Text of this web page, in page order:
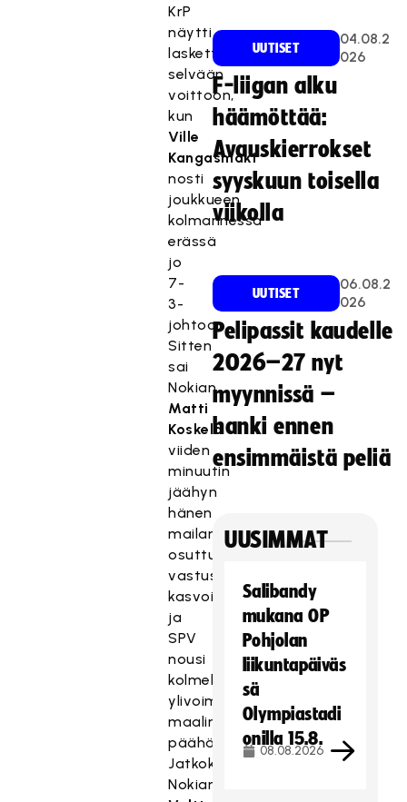
KrP
näytti
laskettelevan
selvään
voittoon,
kun
Ville
Kangasmäki
nosti
joukkueen
kolmannessa
erässä
jo
7-
3-
johtoon.
Sitten
sai
Nokian
Matti
Koskela
viiden
minuutin
jäähyn
hänen
mailansa
osuttua
vastustajan
kasvoihin,
ja
SPV
nousi
kolmella
ylivoimaosumalla
maalin
päähän.
Jatkoksi
Nokian
UUTISET
04.08.2
026
F-liigan alku
häämöttää:
Avauskierrokset
syyskuun toisella
viikolla
UUTISET
06.08.2
026
Pelipassit kaudelle
2026–27 nyt
myynnissä –
hanki ennen
ensimmäistä peliä
UUSIMMAT
Salibandy
mukana OP
Pohjolan
liikuntapäiväs
sä
Olympiastadi
onilla 15.8.
08.08.2026